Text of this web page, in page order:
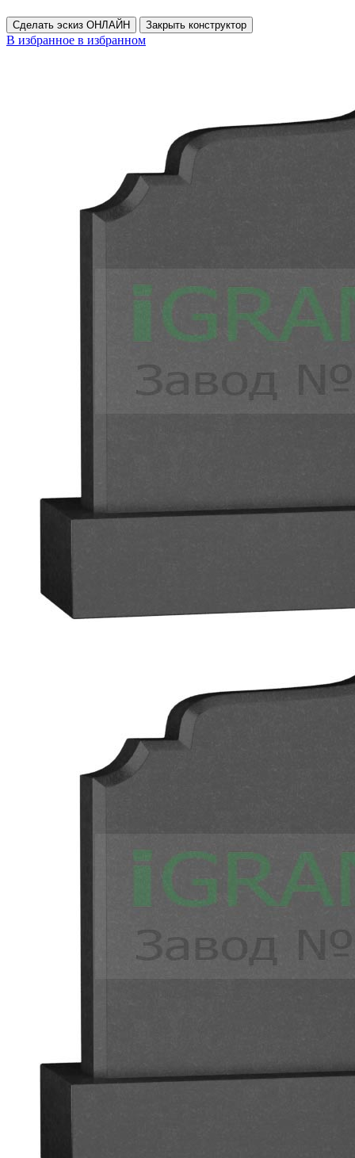
Сделать эскиз ОНЛАЙН Закрыть конструктор
В избранное в избранном